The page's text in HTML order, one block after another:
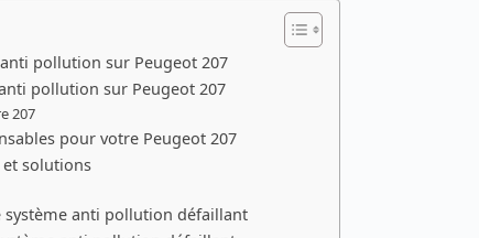
pollution sur Peugeot 207
pollution sur Peugeot 207
207
pour votre Peugeot 207
et solutions
anti pollution défaillant